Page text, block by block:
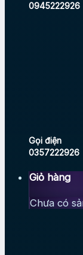
0945222926
Gọi điện
0357222926
Giỏ hàng
Chưa có